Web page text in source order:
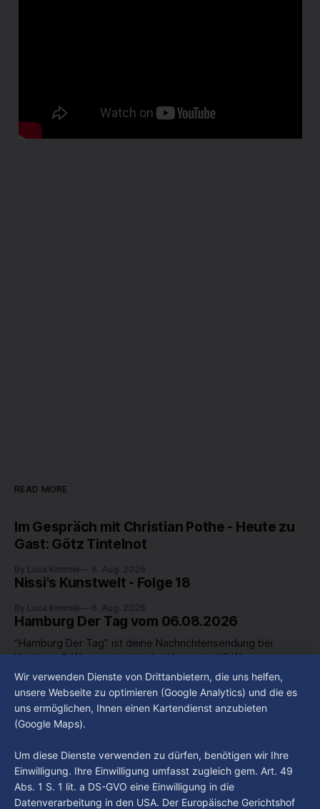
READ MORE
Im Gespräch mit Christian Pothe - Heute zu
Gast: Götz Tintelnot
By Luca Kimmel 6. Aug. 2026
Nissi's Kunstwelt - Folge 18
By Luca Kimmel 6. Aug. 2026
Hamburg Der Tag vom 06.08.2026
“Hamburg Der Tag” ist deine Nachrichtensendung bei
Hamburg 1. Was passiert in der Hansestadt? Was
beschäftigt die Hamburgerinnen und Hamburger? Was steht
in unserer Stadt an? Fragen, die von Montag bis Freitag LIVE
um 18 Uhr beantwortet werden - auf YouTube und im TV.
By Luca Kimmel 6. Aug. 2026
Hamburg Der Tag vom 05.08.2026
“Hamburg Der Tag” ist deine Nachrichtensendung bei
Hamburg 1. Was passiert in der Hansestadt? Was
in unserer Stadt an? Fragen, die von Montag bis Freitag LIVE
um 18 Uhr beantwortet werden - auf YouTube und im TV.
By Luca Kimmel 5. Aug. 2026
Wir verwenden Dienste von Drittanbietern, die uns helfen,
unsere Webseite zu optimieren (Google Analytics) und die es
uns ermöglichen, Ihnen einen Kartendienst anzubieten
(Google Maps).
Um diese Dienste verwenden zu dürfen, benötigen wir Ihre
Einwilligung. Ihre Einwilligung umfasst zugleich gem. Art. 49
Abs. 1 S. 1 lit. a DS-GVO eine Einwilligung in die
Datenverarbeitung in den USA. Der Europäische Gerichtshof